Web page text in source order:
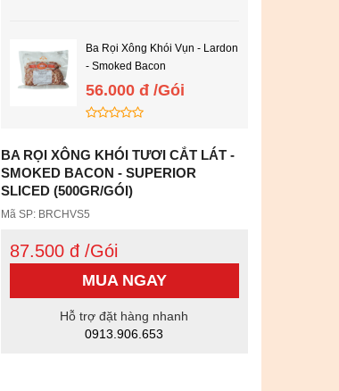
Ba Rọi Xông Khói Vụn - Lardon
- Smoked Bacon
56.000 đ /Gói
BA RỌI XÔNG KHÓI TƯƠI CẮT LÁT -
SMOKED BACON - SUPERIOR
SLICED (500GR/GÓI)
Mã SP: BRCHVS5
87.500 đ /Gói
MUA NGAY
Hỗ trợ đặt hàng nhanh
0913.906.653